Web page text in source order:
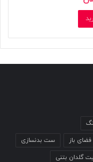
باز ست بدنسازی
گلدان بتنی